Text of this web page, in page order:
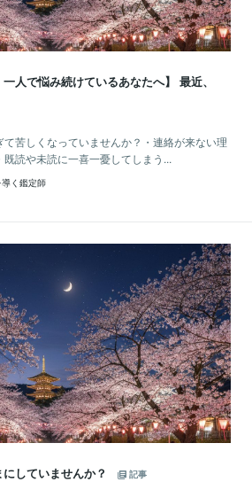
人で悩み続けているあなたへ】 最近、
苦しくなっていませんか？・連絡が来ない理
読や未読に一喜一憂してしまう...
く鑑定師
していませんか？ 記事